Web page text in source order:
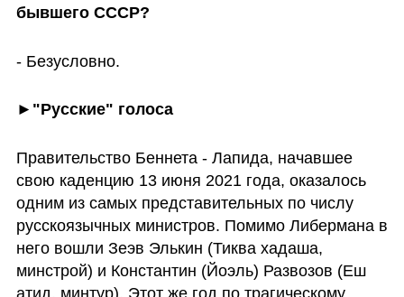
бывшего СССР?
- Безусловно.
►"Русские" голоса
Правительство Беннета - Лапида, начавшее
свою каденцию 13 июня 2021 года, оказалось
одним из самых представительных по числу
русскоязычных министров. Помимо Либермана в
него вошли Зеэв Элькин (Тиква хадаша,
минстрой) и Константин (Йоэль) Развозов (Еш